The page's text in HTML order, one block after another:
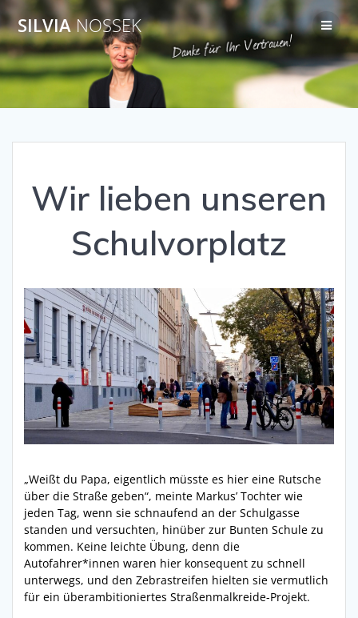
Zum
Inhalt
springen
SILVIANOSSEK
Wir lieben unseren
Schulvorplatz
„Weißt du Papa, eigentlich müsste es hier eine Rutsche
über die Straße geben“, meinte Markus’ Tochter wie
jeden Tag, wenn sie schnaufend an der Schulgasse
standen und versuchten, hinüber zur Bunten Schule zu
kommen. Keine leichte Übung, denn die
Autofahrer*innen waren hier konsequent zu schnell
unterwegs, und den Zebrastreifen hielten sie vermutlich
für ein überambitioniertes Straßenmalkreide-Projekt.